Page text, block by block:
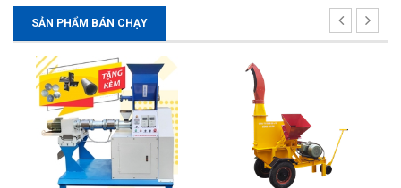
SẢN PHẨM BÁN CHẠY